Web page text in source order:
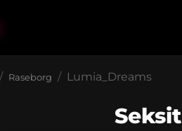
Raseborg Lumia_Dreams